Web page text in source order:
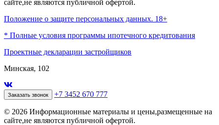
сайте,не являются публичной офертой.
Положение о защите персональных данных. 18+
* Полные условия программы ипотечного кредитования
Проектные декларации застройщиков
Минская, 102
Заказать звонок +7 3452 670 777
© 2026 Информационные материалы и цены,размещенные на
сайте,не являются публичной офертой.